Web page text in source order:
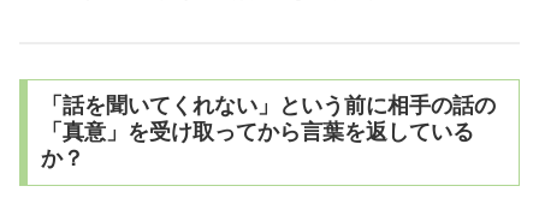
「話を聞いてくれない」という前に相手の話の
「真意」を受け取ってから言葉を返している
か？